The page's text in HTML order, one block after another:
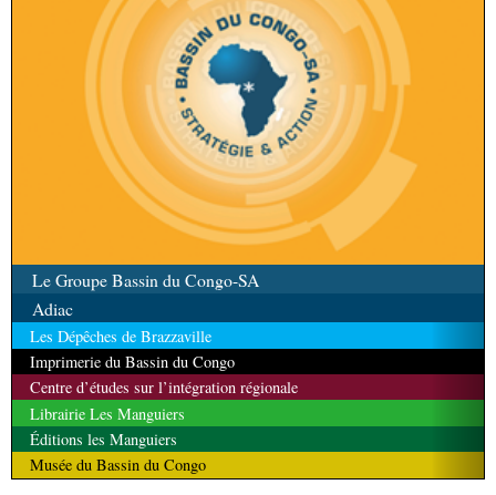
Le Groupe Bassin du Congo-SA
Adiac
Les Dépêches de Brazzaville
Imprimerie du Bassin du Congo
Centre d’études sur l’intégration régionale
Librairie Les Manguiers
Éditions les Manguiers
Musée du Bassin du Congo